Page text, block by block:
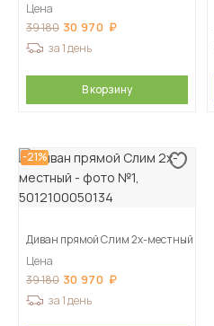
Цена
39 180 30 970
за 1 день
В корзину
-21%
Диван прямой Слим 2х-местный
Цена
39 180 30 970
за 1 день